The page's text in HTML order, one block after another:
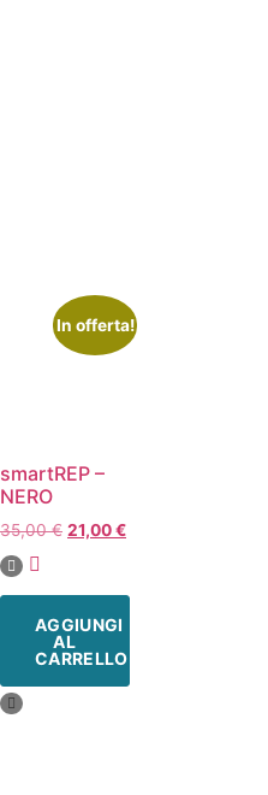
In offerta!
smartREP –
NERO
35,00€ 21,00€
AGGIUNGI
AL
CARRELLO